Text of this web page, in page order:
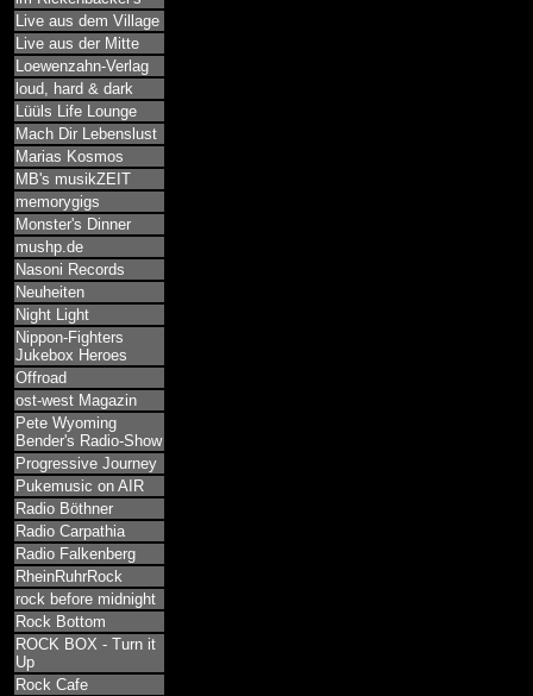
Live aus dem Village
Live aus der Mitte
Loewenzahn-Verlag
loud, hard & dark
Lüüls Life Lounge
Mach Dir Lebenslust
Marias Kosmos
MB's musikZEIT
memorygigs
Monster's Dinner
mushp.de
Nasoni Records
Neuheiten
Night Light
Nippon-Fighters
Jukebox Heroes
Offroad
ost-west Magazin
Pete Wyoming
Bender's Radio-Show
Progressive Journey
Pukemusic on AIR
Radio Böthner
Radio Carpathia
Radio Falkenberg
RheinRuhrRock
rock before midnight
Rock Bottom
ROCK BOX - Turn it
Up
Rock Cafe